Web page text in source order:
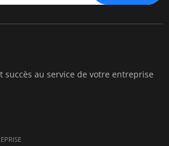
succès au service de votre entreprise